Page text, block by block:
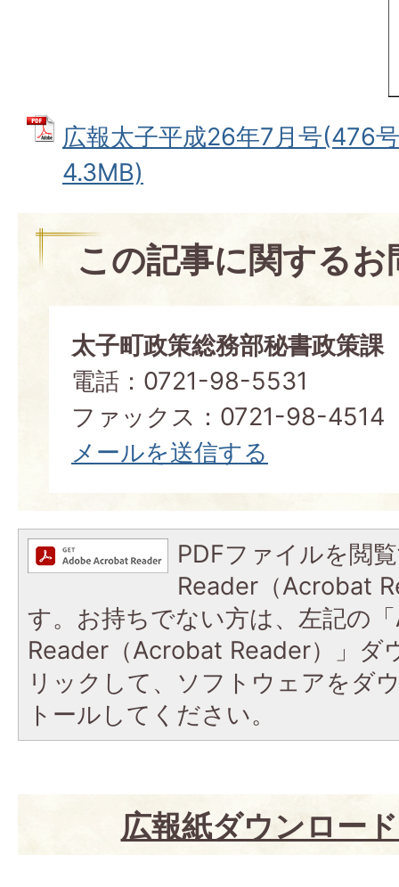
広報太子平成26年7月号(476
4.3MB)
この記事に関する
太子町政策総務部秘書政策課
電話：0721-98-5531
ファックス：0721-98-4514
メールを送信する
PDFファイルを閲
Reader（Acrobat
す。お持ちでない方は、左記の
Reader（Acrobat Reader）」ダ
リックして、ソフトウェアをダ
トールしてください。
広報紙ダウンロー